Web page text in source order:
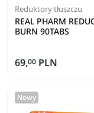
Reduktory tłuszczu
REAL PHARM
BURN 90TABS
69,00 PLN
Nowy